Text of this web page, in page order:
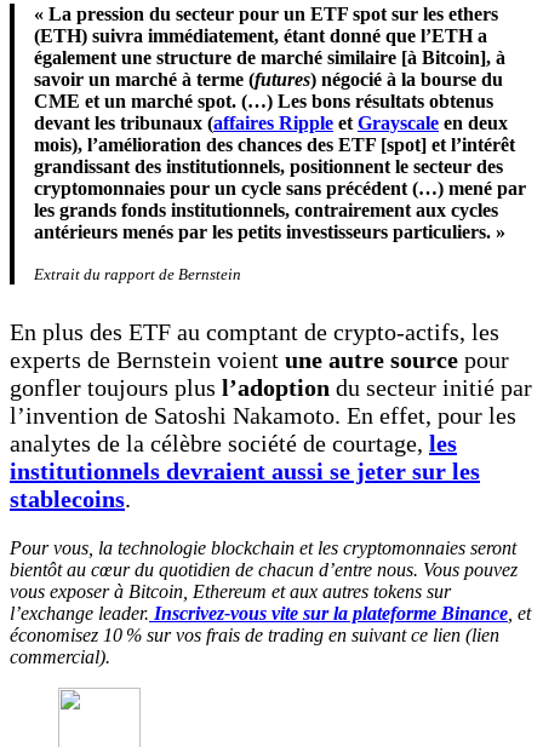
« La pression du secteur pour un ETF spot sur les ethers
(ETH) suivra immédiatement, étant donné que l’ETH a
également une structure de marché similaire [à Bitcoin], à
savoir un marché à terme (futures) négocié à la bourse du
CME et un marché spot. (…) Les bons résultats obtenus
devant les tribunaux (affaires Ripple et Grayscale en deux
mois), l’amélioration des chances des ETF [spot] et l’intérêt
grandissant des institutionnels, positionnent le secteur des
cryptomonnaies pour un cycle sans précédent (…) mené par
les grands fonds institutionnels, contrairement aux cycles
antérieurs menés par les petits investisseurs particuliers. »
Extrait du rapport de Bernstein
En plus des ETF au comptant de crypto-actifs, les
experts de Bernstein voient une autre source pour
gonfler toujours plus l’adoption du secteur initié par
l’invention de Satoshi Nakamoto. En effet, pour les
analytes de la célèbre société de courtage, les
institutionnels devraient aussi se jeter sur les
stablecoins.
Pour vous, la technologie blockchain et les cryptomonnaies seront
bientôt au cœur du quotidien de chacun d’entre nous. Vous pouvez
vous exposer à Bitcoin, Ethereum et aux autres tokens sur
l’exchange leader. Inscrivez-vous vite sur la plateforme Binance , et
économisez 10 % sur vos frais de trading en suivant ce lien (lien
commercial).